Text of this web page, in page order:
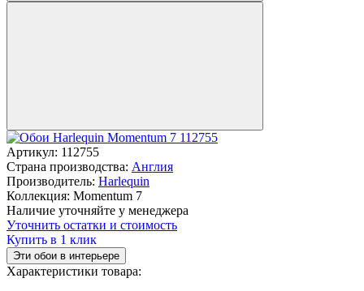
Артикул: 112755
Страна производства: Англия
Производитель: Harlequin
Коллекция: Momentum 7
Наличие уточняйте у менеджера
Уточнить остатки и стоимость
Купить в 1 клик
Эти обои в интерьере
Характеристики товара: